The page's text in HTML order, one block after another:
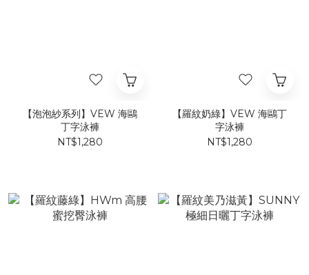
【泡泡紗系列】VEW 海鷗
丁字泳褲
NT$1,280
【羅紋奶綠】VEW 海鷗丁
字泳褲
NT$1,280